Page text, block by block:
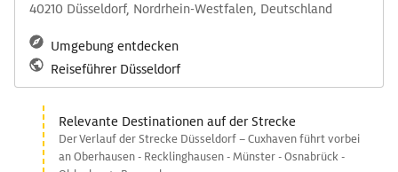
40210 Düsseldorf, Nordrhein-Westfalen, Deutschland
Umgebung entdecken
Reiseführer Düsseldorf
Relevante Destinationen auf der Strecke
Der Verlauf der Strecke Düsseldorf – Cuxhaven führt vorbei
an Oberhausen - Recklinghausen - Münster - Osnabrück -